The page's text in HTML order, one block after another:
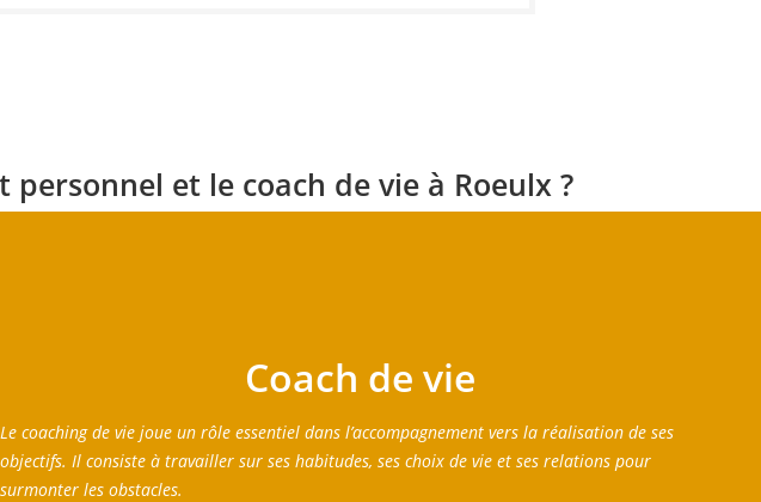
et le coach de vie à Roeulx ?
Coach de vie
Le coaching de vie joue un rôle essentiel dans l’accompagnement vers la réalisation de ses
objectifs. Il consiste à travailler sur ses habitudes, ses choix de vie et ses relations pour
surmonter les obstacles.